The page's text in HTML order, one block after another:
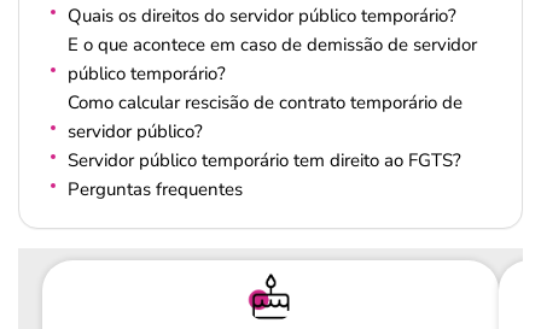
Quais os direitos do servidor público temporário?
E o que acontece em caso de demissão de servidor
público temporário?
Como calcular rescisão de contrato temporário de
servidor público?
Servidor público temporário tem direito ao FGTS?
Perguntas frequentes